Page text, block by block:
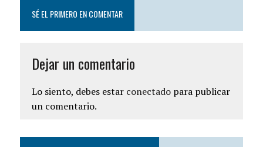
SÉ EL PRIMERO EN COMENTAR
Dejar un comentario
Lo siento, debes estar conectadopara publicar
un comentario.